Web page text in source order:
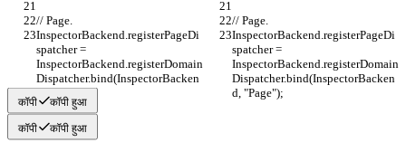
// Page.
// Page.
InspectorBackend.registerPageDi
spatcher =
InspectorBackend.registerDomain
Dispatcher.bind(InspectorBacken
d, "Page");
InspectorBackend.registerPageDi
spatcher =
InspectorBackend.registerDomain
Dispatcher.bind(InspectorBacken
d, "Page");
कॉपी कॉपी हुआ
कॉपी कॉपी हुआ